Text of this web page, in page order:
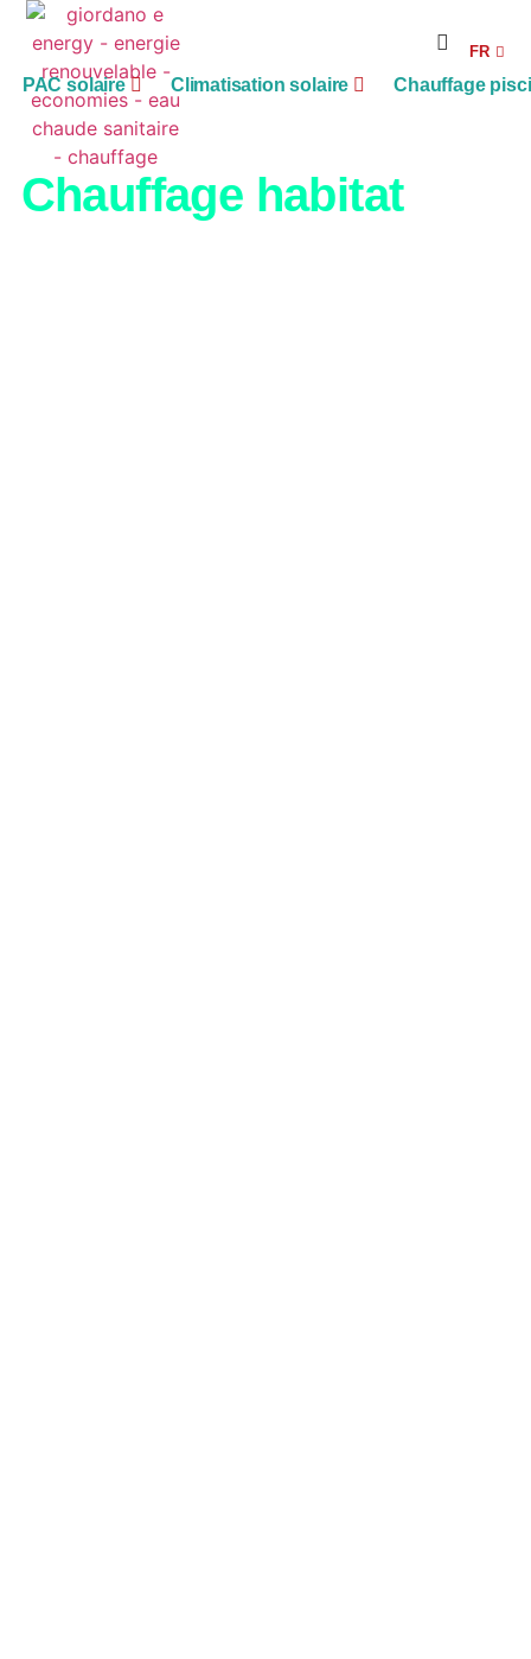
PAC solaire Climatisation solaire Chauffage
FR
AG
Chauffage habitat